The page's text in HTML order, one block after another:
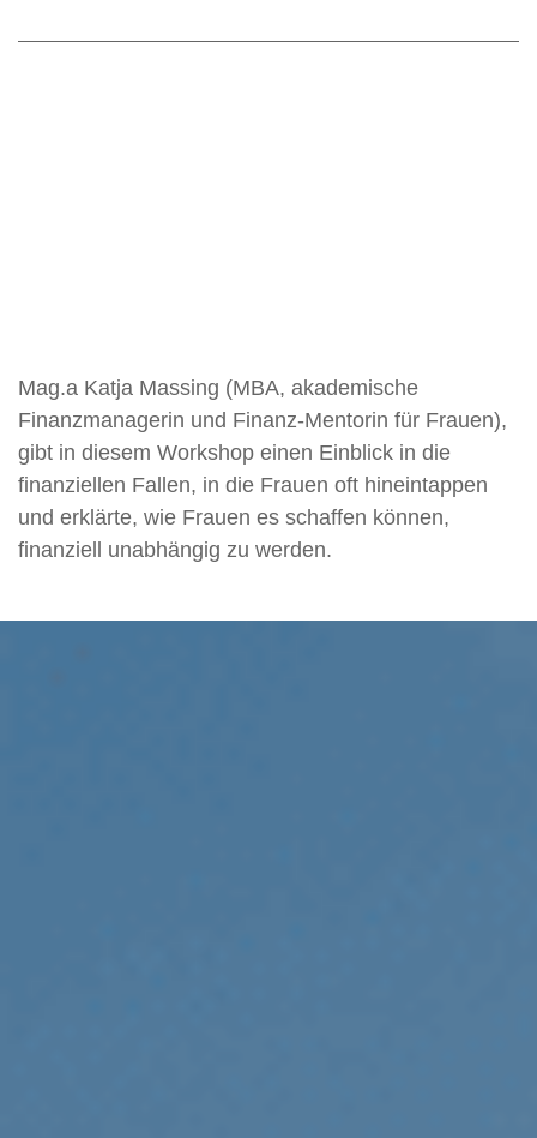
Mag.a Katja Massing (MBA, akademische
Finanzmanagerin und Finanz-Mentorin für Frauen),
gibt in diesem Workshop einen Einblick in die
finanziellen Fallen, in die Frauen oft hineintappen
und erklärte, wie Frauen es schaffen können,
finanziell unabhängig zu werden.